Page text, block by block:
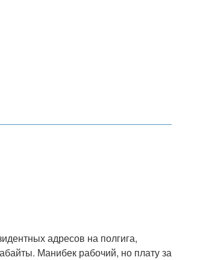
адресов на полгига,
Манибек рабочий, но плату за